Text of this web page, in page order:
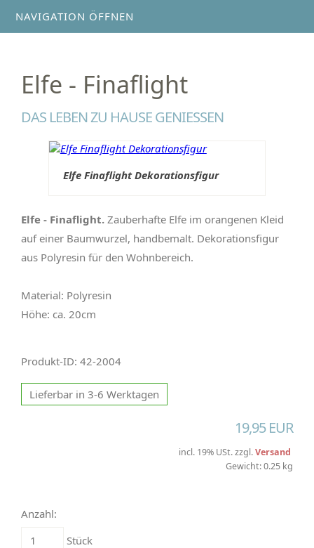
NAVIGATION ÖFFNEN
Elfe - Finaflight
DAS LEBEN ZU HAUSE GENIESSEN
Elfe Finaflight Dekorationsfigur
Elfe - Finaflight. Zauberhafte Elfe im orangenen Kleid
auf einer Baumwurzel, handbemalt. Dekorationsfigur
aus Polyresin für den Wohnbereich.
Material: Polyresin
Höhe: ca. 20cm
Produkt-ID: 42-2004
Lieferbar in 3-6 Werktagen
19,95 EUR
incl. 19% USt. zzgl.Versand
Gewicht: 0.25 kg
Anzahl:
Stück